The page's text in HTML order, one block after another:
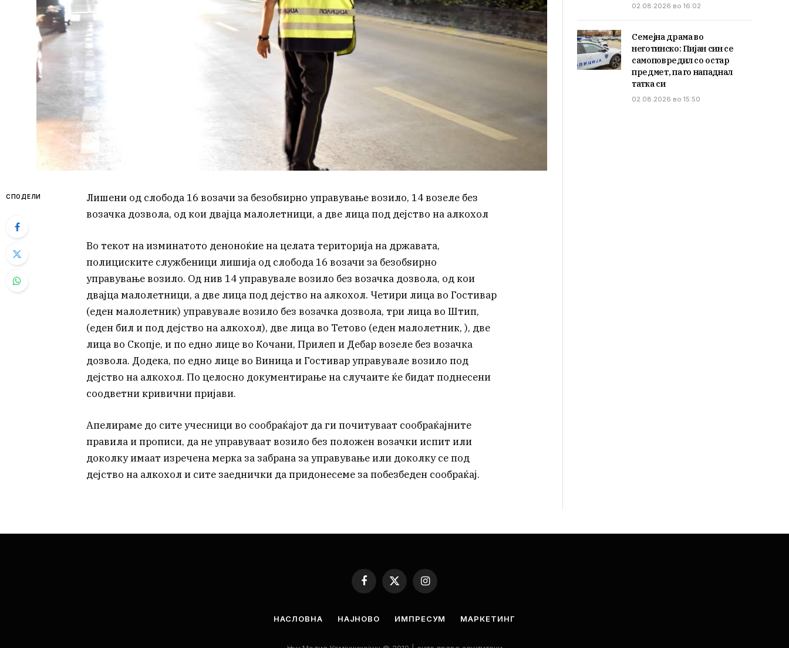
СПОДЕЛИ
Лишени од слобода 16 возачи за безобѕирно управување возило, 14 возеле без
возачка дозвола, од кои двајца малолетници, а две лица под дејство на алкохол
Во текот на изминатото деноноќие на целата територија на државата,
полициските службеници лишија од слобода 16 возачи за безобѕирно
управување возило. Од нив 14 управувале возило без возачка дозвола, од кои
двајца малолетници, а две лица под дејство на алкохол. Четири лица во Гостивар
(еден малолетник) управувале возило без возачка дозвола, три лица во Штип,
(еден бил и под дејство на алкохол), две лица во Тетово (еден малолетник, ), две
лица во Скопје, и по едно лице во Кочани, Прилеп и Дебар возеле без возачка
дозвола. Додека, по едно лице во Виница и Гостивар управувале возило под
дејство на алкохол. По целосно документирање на случаите ќе бидат поднесени
соодветни кривични пријави.
Апелираме до сите учесници во сообраќајот да ги почитуваат сообраќајните
правила и прописи, да не управуваат возило без положен возачки испит или
доколку имаат изречена мерка за забрана за управување или доколку се под
дејство на алкохол и сите заеднички да придонесеме за побезбеден сообраќај.
02.08.2026 во 16:02
Семејна драма во
неготинско: Пијан син се
самоповредил со остар
предмет, па го нападнал
татка си
02.08.2026 во 15:50
Facebook
X
(Twitter)
Instagram
НАСЛОВНА НАЈНОВО ИМПРЕСУМ МАРКЕТИНГ